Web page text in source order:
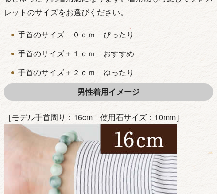
レットのサイズをお選びください。
手首のサイズ ０ｃｍ ぴったり
手首のサイズ＋１ｃｍ おすすめ
手首のサイズ＋２ｃｍ ゆったり
男性着用イメージ
［モデル手首周り：16cm 使用石サイズ：10mm］